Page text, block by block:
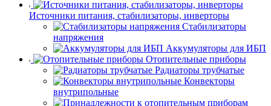
Источники питания, стабилизаторы, инверторы
Стабилизаторы
напряжения
Аккумуляторы для ИБП
Отопительные приборы
Радиаторы трубчатые
Конвекторы
внутрипольные